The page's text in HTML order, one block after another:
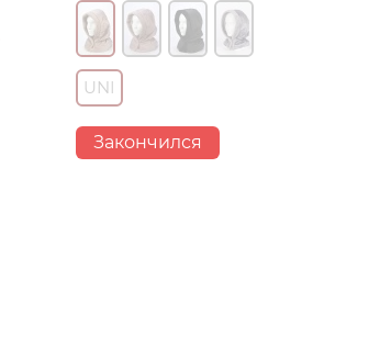
UNI
Закончился